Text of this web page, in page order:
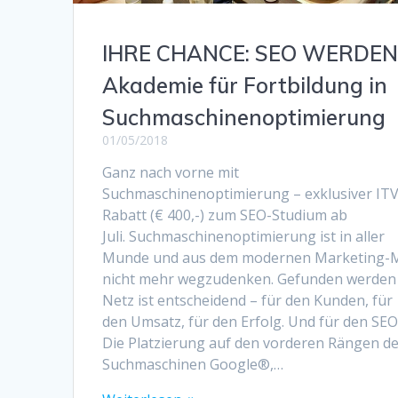
IHRE CHANCE: SEO
Akademie für Fortbildung in
Suchmaschinenoptimierung
01/05/2018
Ganz nach vorne mit
Suchmaschinenoptimierung – exklusiver
Rabatt (€ 400,-) zum SEO-Studium ab
Juli. Suchmaschinenoptimierung ist in aller
Munde und aus dem modernen Marketing-
nicht mehr wegzudenken. Gefunden
Netz ist entscheidend – für den Kunden, für
den Umsatz, für den Erfolg. Und für den
Die Platzierung auf den vorderen Rängen
Suchmaschinen Google®,…